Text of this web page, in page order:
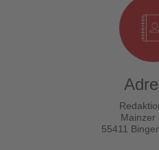
Mainzer
55411